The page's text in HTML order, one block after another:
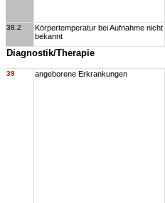
38.2
Körpertemperatur bei Aufnahme nicht
bekannt
Diagnostik/Therapie
39 angeborene Erkrankungen